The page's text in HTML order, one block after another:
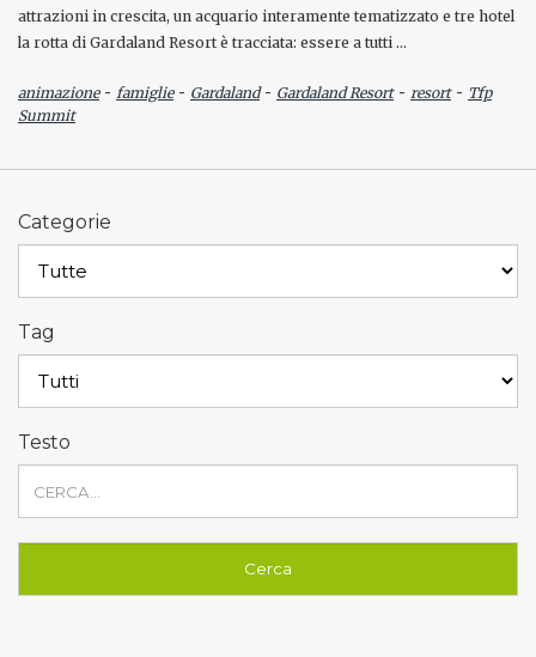
attrazioni in crescita, un acquario interamente tematizzato e tre hotel
la rotta di Gardaland Resort è tracciata: essere a tutti …
animazione- famiglie- Gardaland- Gardaland Resort- resort- Tfp
Summit
Categorie
Tag
Testo